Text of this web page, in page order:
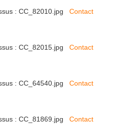
: CC_82010.jpg Contact
: CC_82015.jpg Contact
: CC_64540.jpg Contact
: CC_81869.jpg Contact